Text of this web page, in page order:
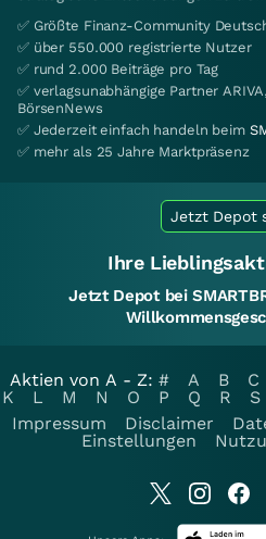
✅ Größte Finanz-Community
✅ über 550.000 registrierte Nutzer
✅ rund 2.000 Beiträge pro Tag
✅ verlagsunabhängige Partner
BörsenNews
✅ Jederzeit einfach handeln beim
✅ mehr als 25 Jahre Marktpräsenz
Jetzt Depot
Ihre
Jetzt Depot bei
Aktien von A - Z: # A B C
K
L M N O P Q R S
Impressum
Disclaimer
Einstellungen